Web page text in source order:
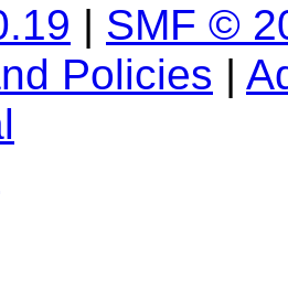
| SMF ©
Policies |